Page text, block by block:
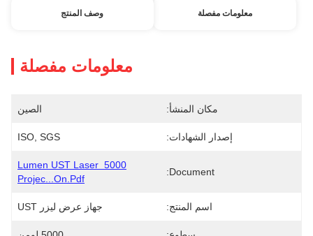
معلومات مفصلة وصف المنتج
معلومات مفصلة
مكان المنشأ: الصين
إصدار الشهادات: ISO, SGS
Document:
5000 Lumen UST Laser
Projec...on.pdf
اسم المنتج: جهاز عرض ليزر UST